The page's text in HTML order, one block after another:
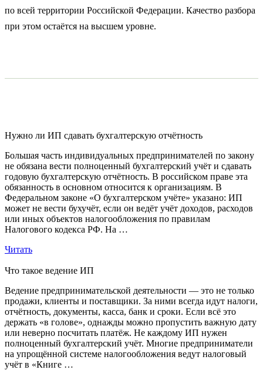
по всей территории Российской Федерации. Качество разбора
при этом остаётся на высшем уровне.
Нужно ли ИП сдавать бухгалтерскую отчётность
Большая часть индивидуальных предпринимателей по закону
не обязана вести полноценный бухгалтерский учёт и сдавать
годовую бухгалтерскую отчётность. В российском праве эта
обязанность в основном относится к организациям. В
Федеральном законе «О бухгалтерском учёте» указано: ИП
может не вести бухучёт, если он ведёт учёт доходов, расходов
или иных объектов налогообложения по правилам
Налогового кодекса РФ. На …
Читать
Что такое ведение ИП
Ведение предпринимательской деятельности — это не только
продажи, клиенты и поставщики. За ними всегда идут налоги,
отчётность, документы, касса, банк и сроки. Если всё это
держать «в голове», однажды можно пропустить важную дату
или неверно посчитать платёж. Не каждому ИП нужен
полноценный бухгалтерский учёт. Многие предприниматели
на упрощённой системе налогообложения ведут налоговый
учёт в «Книге …